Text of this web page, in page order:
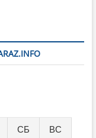
СБ ВС